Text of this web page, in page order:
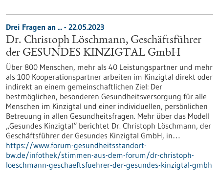
Drei Fragen an ... - 22.05.2023
Dr. Christoph Löschmann, Geschäftsführer
der GESUNDES KINZIGTAL GmbH
Über 800 Menschen, mehr als 40 Leistungspartner und mehr
als 100 Kooperationspartner arbeiten im Kinzigtal direkt oder
indirekt an einem gemeinschaftlichen Ziel: Der
bestmöglichen, besonderen Gesundheitsversorgung für alle
Menschen im Kinzigtal und einer individuellen, persönlichen
Betreuung in allen Gesundheitsfragen. Mehr über das Modell
„Gesundes Kinzigtal“ berichtet Dr. Christoph Löschmann, der
Geschäftsführer der Gesundes Kinzigtal GmbH, in…
https://www.forum-gesundheitsstandort-
bw.de/infothek/stimmen-aus-dem-forum/dr-christoph-
loeschmann-geschaeftsfuehrer-der-gesundes-kinzigtal-gmbh